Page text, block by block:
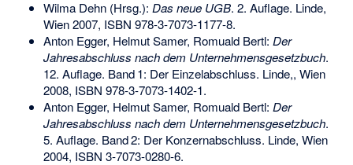
Wilma Dehn (Hrsg.): Das neue UGB. 2. Auflage. Linde,
Wien 2007, ISBN 978-3-7073-1177-8.
Anton Egger, Helmut Samer, Romuald Bertl: Der
Jahresabschluss nach dem Unternehmensgesetzbuch.
12. Auflage. Band 1: Der Einzelabschluss. Linde,, Wien
2008, ISBN 978-3-7073-1402-1.
Anton Egger, Helmut Samer, Romuald Bertl: Der
Jahresabschluss nach dem Unternehmensgesetzbuch.
5. Auflage. Band2: Der Konzernabschluss. Linde, Wien
2004, ISBN 3-7073-0280-6.